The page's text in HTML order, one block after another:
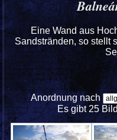
Eine Wand aus
Sandstränden, so stellt
Anordnung nach
Es gibt 25